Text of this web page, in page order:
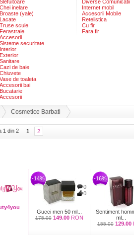
Slefuitoare
Chei inelare
Broaste (yale)
Lacate
Truse scule
Ferastraie
Accesorii
Sisteme securitate
Interior
Exterior
Sanitare
Cazi de baie
Chiuvete
Vase de toaleta
Accesorii bai
Bucatarie
Accesorii
Diverse Comunicatii
Internet mobil
Accesorii Mobile
Retelistica
Cu fir
Fara fir
Cosmetice Barbati
1 din 2 1 2
-14%
0
0
Gucci men 50 ml...
175.00 149.00 RON
-16%
Sentiment
ml...
155.00 129.00